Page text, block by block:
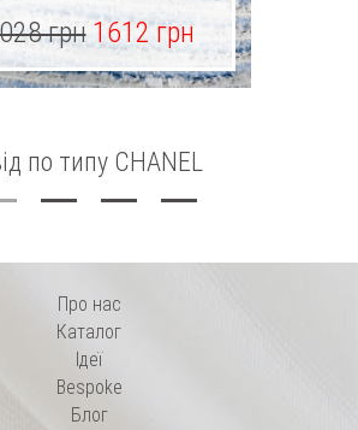
по типу CHANEL
грн 1612 грн
Про нас
Каталог
Ідеї
Bespoke
Блог